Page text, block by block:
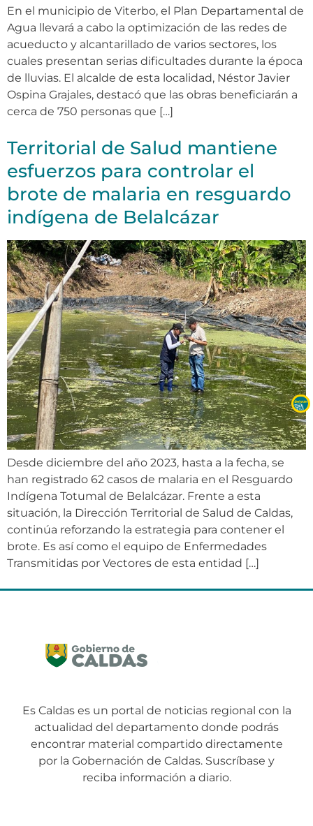
En el municipio de Viterbo, el Plan Departamental de
Agua llevará a cabo la optimización de las redes de
acueducto y alcantarillado de varios sectores, los
cuales presentan serias dificultades durante la época
de lluvias. El alcalde de esta localidad, Néstor Javier
Ospina Grajales, destacó que las obras beneficiarán a
cerca de 750 personas que […]
Territorial de Salud mantiene
esfuerzos para controlar el
brote de malaria en resguardo
indígena de Belalcázar
Desde diciembre del año 2023, hasta a la fecha, se
han registrado 62 casos de malaria en el Resguardo
Indígena Totumal de Belalcázar. Frente a esta
situación, la Dirección Territorial de Salud de Caldas,
continúa reforzando la estrategia para contener el
brote. Es así como el equipo de Enfermedades
Transmitidas por Vectores de esta entidad […]
Es Caldas es un portal de noticias regional con la
actualidad del departamento donde podrás
encontrar material compartido directamente
por la Gobernación de Caldas. Suscríbase y
reciba información a diario.